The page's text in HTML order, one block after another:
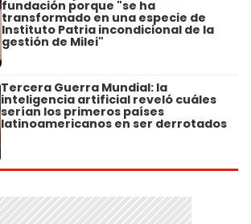
fundación porque "se ha
transformado en una especie de
Instituto Patria incondicional de la
gestión de Milei"
Tercera Guerra Mundial: la
inteligencia artificial reveló cuáles
serían los primeros países
latinoamericanos en ser derrotados